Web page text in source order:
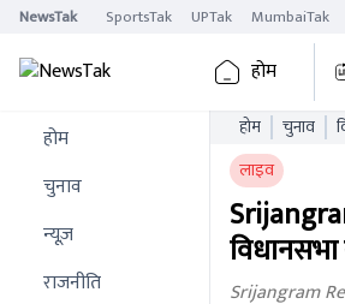
NewsTak SportsTak UPTak MumbaiTak
होम
होम
चुनाव
न्यूज़
राजनीति
होम चुनाव
लाइव
Srijangram